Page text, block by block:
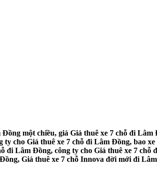
một chiều, giá Giá thuê xe 7 chỗ đi Lâm
cho Giá thuê xe 7 chỗ đi Lâm Đồng, bao
đi Lâm Đồng, công ty cho Giá thuê xe 7 chỗ
Giá thuê xe 7 chỗ Innova đời mới đi